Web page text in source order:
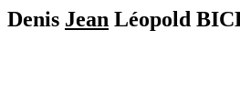
Denis Jean Léopold